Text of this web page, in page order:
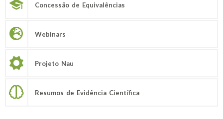
Concessão de Equivalências
Webinars
Projeto Nau
Resumos de Evidência Científica